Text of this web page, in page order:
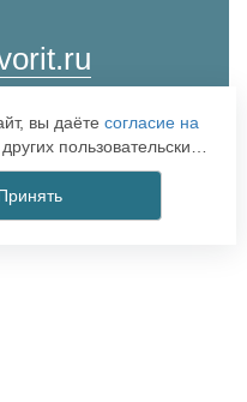
вы даёте согласие на
пользовательских
о местоположении,
т. п.) для
статистических